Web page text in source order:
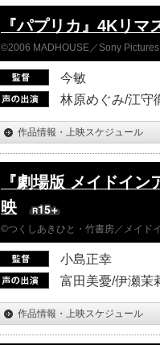
『パプリカ』4Kリマ
©2006 MADHOUSE／Sony
今敏
林原めぐみ/江守
作品情報・上映スケジュール
『劇場版 メイドイ
映
©つくしあきひと・竹書房／メイド
小島正幸
富田美憂/伊瀬茉
作品情報・上映スケジュール